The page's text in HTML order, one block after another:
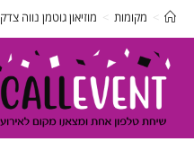
> מקומות > מוזיאון גוטמן נווה צדק